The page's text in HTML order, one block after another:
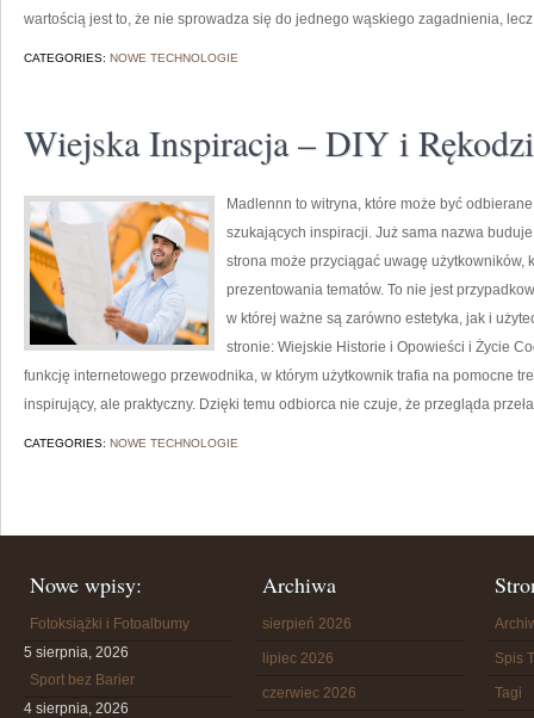
wartością jest to, że nie sprowadza się do jednego wąskiego zagadnienia,
CATEGORIES: NOWE TECHNOLOGIE
Wiejska Inspiracja – DIY i
Madlennn to witryna, które może być
szukających inspiracji. Już sama nazwa
strona może przyciągać uwagę użytkowników,
prezentowania tematów. To nie jest
w której ważne są zarówno estetyka, jak i
stronie: Wiejskie Historie i Opowieści i Życie
funkcję internetowego przewodnika, w którym użytkownik trafia na pomocne
inspirujący, ale praktyczny. Dzięki temu odbiorca nie czuje, że przegląda
CATEGORIES: NOWE TECHNOLOGIE
Nowe wpisy:
Fotoksiążki i Fotoalbumy
5 sierpnia, 2026
Sport bez Barier
4 sierpnia, 2026
Archiwa
sierpień 2026
lipiec 2026
czerwiec 2026
Spis
Tagi